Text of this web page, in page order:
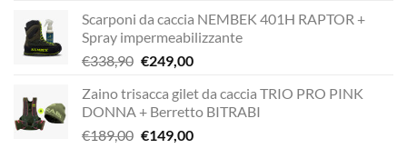
originale
era:
€338,90.
attuale
è:
€229,00.
Scarponi da caccia NEMBEK 401H RAPTOR +
Spray impermeabilizzante
€338,90 Il
originale
era:
€338,90.
€249,00Il
attuale
è:
€249,00.
Zaino trisacca gilet da caccia TRIO PRO PINK
DONNA + Berretto BITRABI
€189,00 Il
€149,00Il